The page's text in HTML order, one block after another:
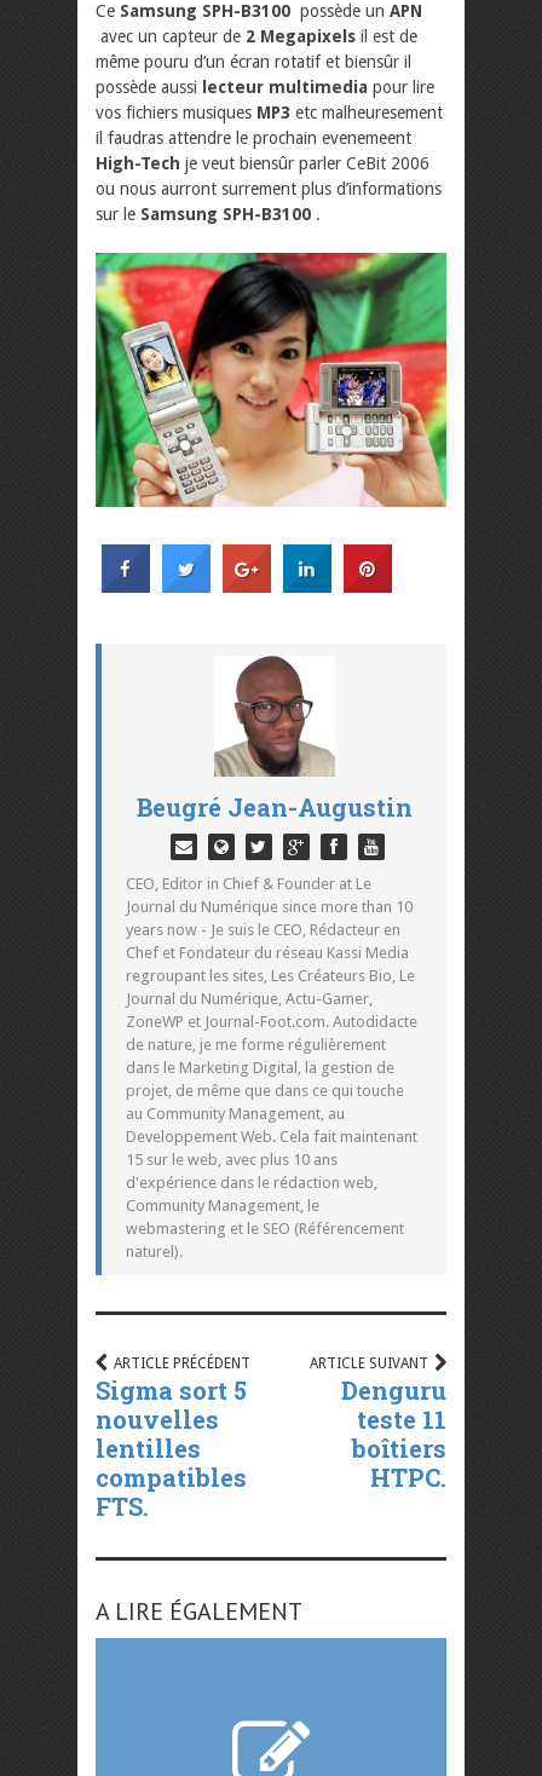
Ce Samsung SPH-B3100 possède un APN
avec un capteur de 2 Megapixels il est de
même pouru d’un écran rotatif et biensûr il
possède aussi lecteur multimedia pour lire
vos fichiers musiques MP3 etc malheuresement
il faudras attendre le prochain evenemeent
High-Tech je veut biensûr parler CeBit 2006
ou nous aurront surrement plus d’informations
sur le Samsung SPH-B3100 .
Beugré Jean-Augustin
CEO, Editor in Chief & Founder at Le
Journal du Numérique since more than 10
years now - Je suis le CEO, Rédacteur en
Chef et Fondateur du réseau Kassi Media
regroupant les sites, Les Créateurs Bio, Le
Journal du Numérique, Actu-Gamer,
ZoneWP et Journal-Foot.com. Autodidacte
de nature, je me forme régulièrement
dans le Marketing Digital, la gestion de
projet, de même que dans ce qui touche
au Community Management, au
Developpement Web. Cela fait maintenant
15 sur le web, avec plus 10 ans
d'expérience dans le rédaction web,
Community Management, le
webmastering et le SEO (Référencement
naturel).
ARTICLE PRÉCÉDENT
Sigma sort 5
nouvelles
lentilles
compatibles
FTS.
ARTICLE SUIVANT
Denguru
teste 11
boîtiers
HTPC.
A LIRE ÉGALEMENT